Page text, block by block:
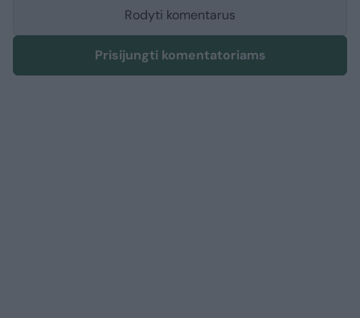
Rodyti komentarus
Prisijungti komentatoriams